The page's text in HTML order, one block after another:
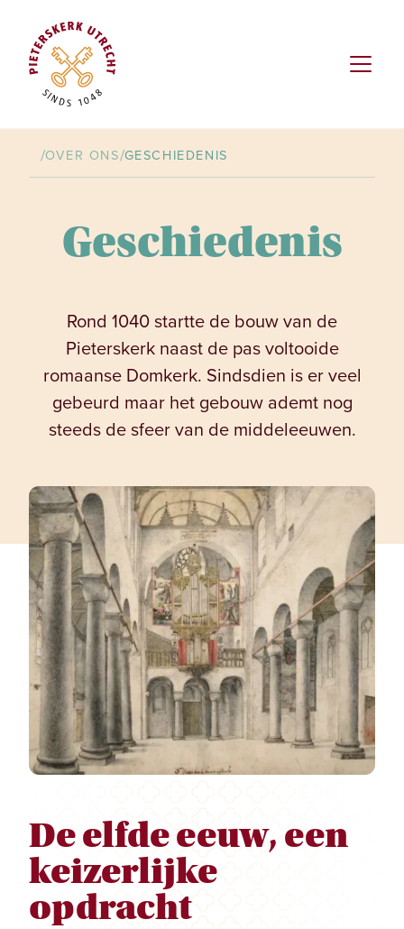
/OVER ONS/GESCHIEDENIS
Geschiedenis
Rond 1040 startte de bouw van de
Pieterskerk naast de pas voltooide
romaanse Domkerk. Sindsdien is er veel
gebeurd maar het gebouw ademt nog
steeds de sfeer van de middeleeuwen.
De elfde eeuw, een
keizerlijke
opdracht